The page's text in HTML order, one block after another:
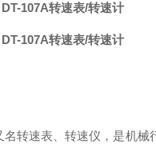
107A转速表/转速计
107A转速表/转速计
名转速表、转速仪，是机械